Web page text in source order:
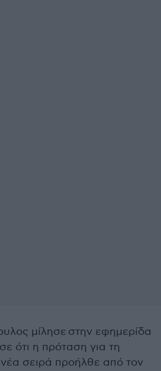
μίλησε στην εφημερίδα
ότι η πρόταση για τη
σειρά προήλθε από τον